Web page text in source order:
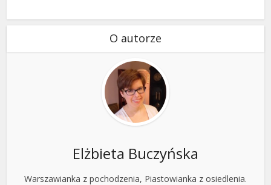
O autorze
Elżbieta Buczyńska
Warszawianka z pochodzenia, Piastowianka z osiedlenia.